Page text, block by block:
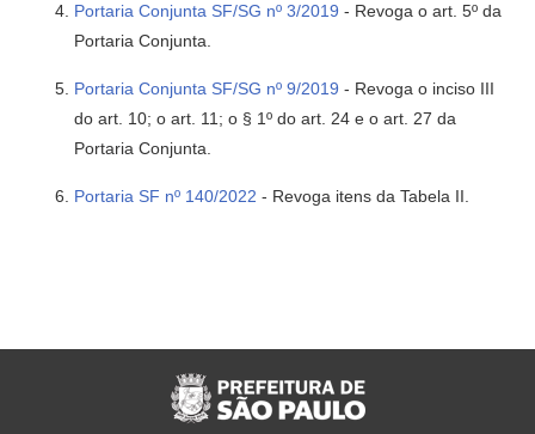
Portaria Conjunta SF/SG nº 3/2019 - Revoga o art. 5º da
Portaria Conjunta.
Portaria Conjunta SF/SG nº 9/2019 - Revoga o inciso III
do art. 10; o art. 11; o § 1º do art. 24 e o art. 27 da
Portaria Conjunta.
Portaria SF nº 140/2022 - Revoga itens da Tabela II.